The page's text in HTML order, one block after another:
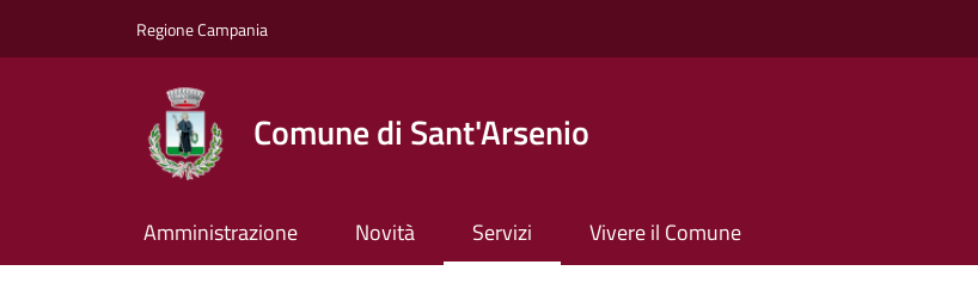
Regione Campania
Comune di Sant'Arsenio
Amministrazione Novità Servizi Vivere il Comune